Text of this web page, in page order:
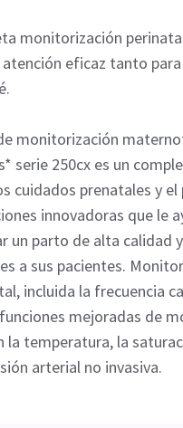
monitorización
eficaz tanto
monitorización
serie 250cx es un
cuidados prenatales y
innovadoras que le
un parto de alta calidad
a sus pacientes.
incluida la frecuencia
mejoradas de
la temperatura, la
arterial no invasiva.